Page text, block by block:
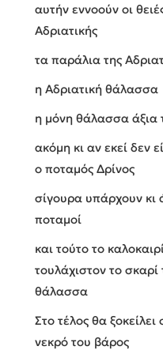
αυτήν εννοούν οι
Αδριατικής
τα παράλια της
η Αδριατική θάλασσα
η μόνη θάλασσα άξια
ακόμη κι αν εκεί δεν
ο ποταμός Δρίνος
σίγουρα υπάρχουν κι
ποταμοί
και τούτο το
τουλάχιστον το
θάλασσα
Στο τέλος θα
νεκρό του βάρος